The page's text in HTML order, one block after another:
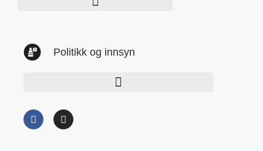
Politikk og innsyn